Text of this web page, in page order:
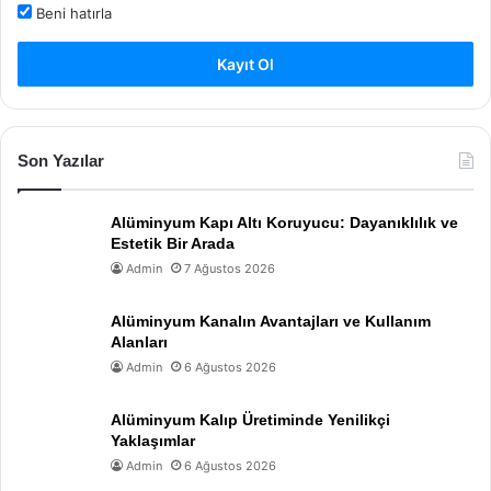
Beni hatırla
Kayıt Ol
Son Yazılar
Alüminyum Kapı Altı Koruyucu: Dayanıklılık ve
Estetik Bir Arada
Admin 7 Ağustos 2026
Alüminyum Kanalın Avantajları ve Kullanım
Alanları
Admin 6 Ağustos 2026
Alüminyum Kalıp Üretiminde Yenilikçi
Yaklaşımlar
Admin 6 Ağustos 2026